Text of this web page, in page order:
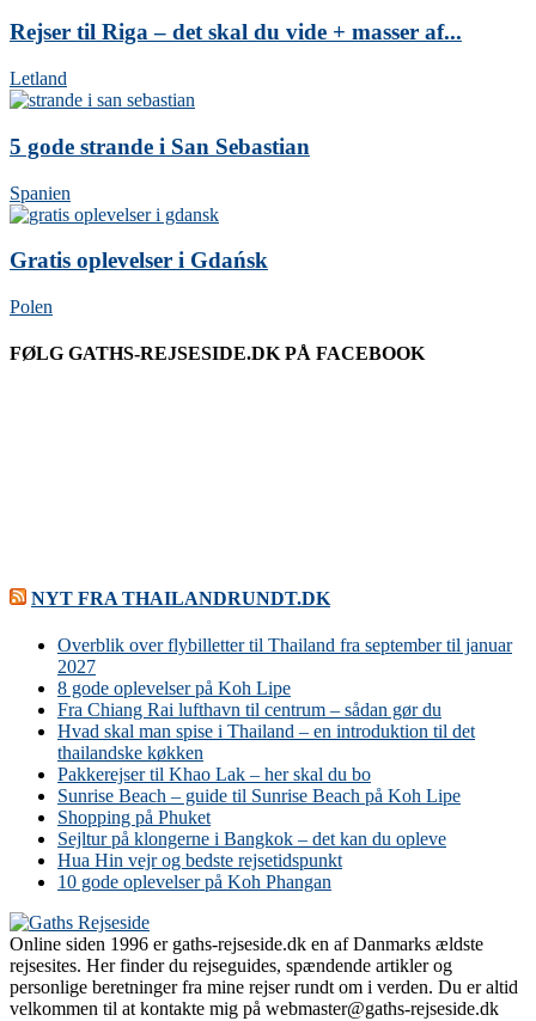
Rejser til Riga – det skal du vide + masser af...
Letland
5 gode strande i San Sebastian
Spanien
Gratis oplevelser i Gdańsk
Polen
FØLG GATHS-REJSESIDE.DK PÅ FACEBOOK
NYT FRA THAILANDRUNDT.DK
Overblik over flybilletter til Thailand fra september til januar
2027
8 gode oplevelser på Koh Lipe
Fra Chiang Rai lufthavn til centrum – sådan gør du
Hvad skal man spise i Thailand – en introduktion til det
thailandske køkken
Pakkerejser til Khao Lak – her skal du bo
Sunrise Beach – guide til Sunrise Beach på Koh Lipe
Shopping på Phuket
Sejltur på klongerne i Bangkok – det kan du opleve
Hua Hin vejr og bedste rejsetidspunkt
10 gode oplevelser på Koh Phangan
Online siden 1996 er gaths-rejseside.dk en af Danmarks ældste
rejsesites. Her finder du rejseguides, spændende artikler og
personlige beretninger fra mine rejser rundt om i verden. Du er altid
velkommen til at kontakte mig på webmaster@gaths-rejseside.dk